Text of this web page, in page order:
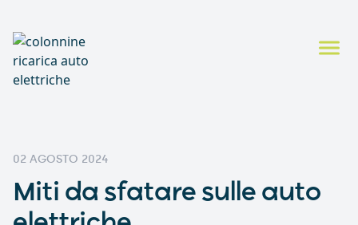
02 AGOSTO 2024
Miti da sfatare sulle auto